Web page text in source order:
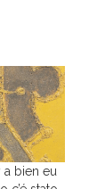
a bien eu